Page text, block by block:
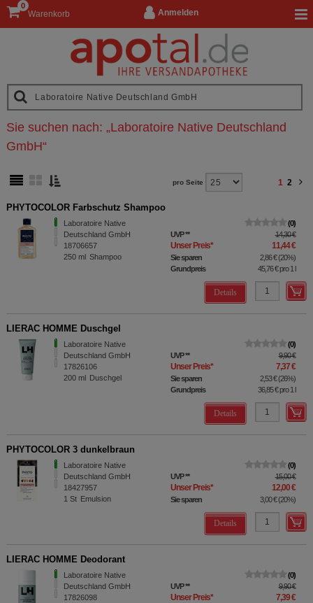
Anmelden
Warenkorb
0
Sie suchen nach: „Laboratoire Native Deutschland
GmbH“
pro Seite 1 2
PHYTOCOLOR Farbschutz Shampoo
Laboratoire Native
Deutschland GmbH
18706657
250 ml Shampoo
0
UVP** 14,30 €
Unser Preis* 11,44 €
Sie sparen 2,86 €(20%)
Grundpreis
45,76 €pro 1 l
Details
LIERAC HOMME Duschgel
Laboratoire Native
Deutschland GmbH
17826106
200 ml Duschgel
0
UVP** 9,90 €
Unser Preis* 7,37 €
Sie sparen 2,53 €(26%)
Grundpreis
36,85 €pro 1 l
Details
PHYTOCOLOR 3 dunkelbraun
Laboratoire Native
Deutschland GmbH
18427957
1 St Emulsion
0
UVP** 15,00 €
Unser Preis* 12,00 €
Sie sparen 3,00 €(20%)
Details
LIERAC HOMME Deodorant
Laboratoire Native
Deutschland GmbH
17826098
0
UVP** 9,90 €
Unser Preis* 7,39 €